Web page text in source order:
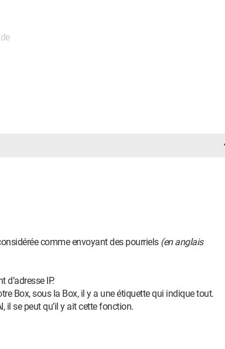
comme envoyant des pourriels (en anglais
d’adresse IP.
Box, sous la Box, il y a une étiquette qui indique tout.
il se peut qu’il y ait cette fonction.